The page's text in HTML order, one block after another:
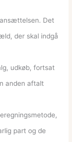
Det
der skal indgå
udkøb, fortsat
anden aftalt
part og de